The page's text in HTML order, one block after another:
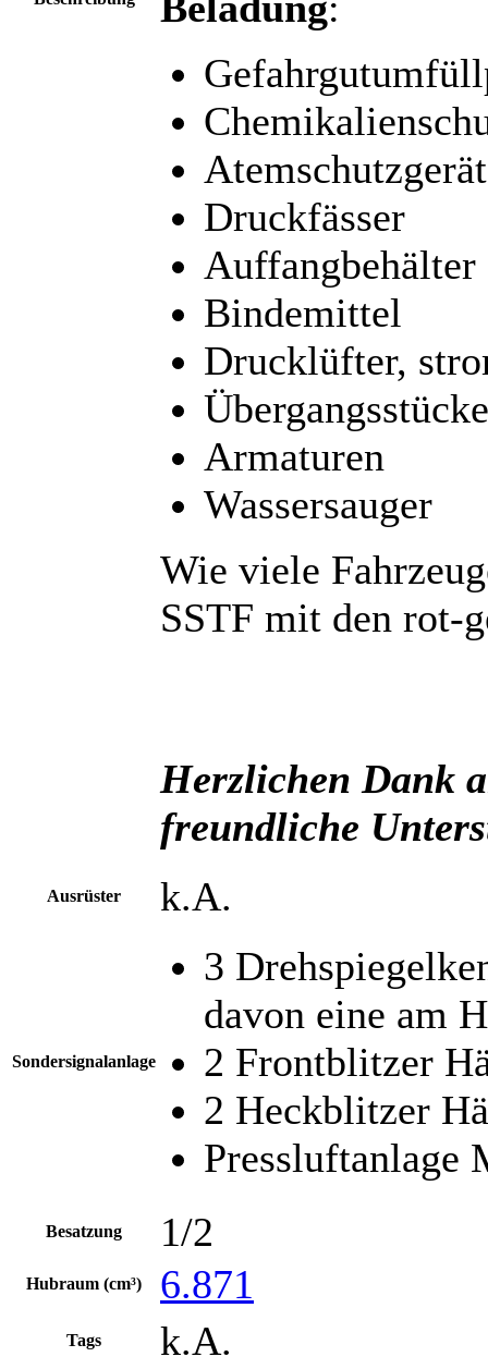
Druckfässer
Auffangbehälter
Bindemittel
Drucklüfter,
Übergangsstücke
Armaturen
Wassersauger
Wie viele
SSTF mit den rot-
Herzlichen Dank
freundliche
Ausrüster k.A.
Sondersignalanlage
3
davon eine am
2 Frontblitzer
2 Heckblitzer
Pressluftanlage
Besatzung 1/2
Hubraum (cm³) 6.871
Tags k.A.